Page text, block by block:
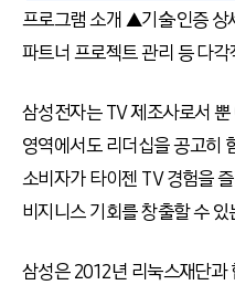
프로그램 소개 ▲기술·인증
파트너 프로젝트 관리 등 다
삼성전자는TV제조사로서
영역에서도 리더십을 공고히
소비자가 타이젠 TV경험을
비지니스 기회를 창출할 수
삼성은2012년 리눅스재단과